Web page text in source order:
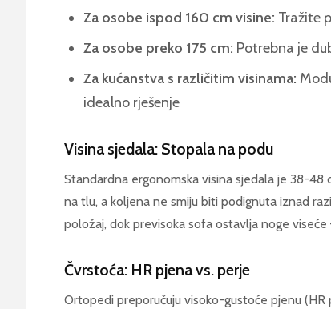
Za osobe ispod 160 cm visine: Tražite
Za osobe preko 175 cm: Potrebna je
Za kućanstva s različitim visinama:
idealno rješenje
Visina sjedala: Stopala na podu
Standardna ergonomska visina sjedala je 38-
na tlu, a koljena ne smiju biti podignuta iznad
položaj, dok previsoka sofa ostavlja noge
Čvrstoća: HR pjena vs. perje
Ortopedi preporučuju visoko-gustoće pjenu